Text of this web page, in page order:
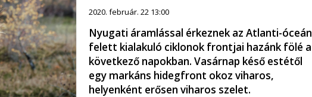
2020. február. 22 13:00
Nyugati áramlással érkeznek az Atlanti-óceán
felett kialakuló ciklonok frontjai hazánk fölé a
következő napokban. Vasárnap késő estétől
egy markáns hidegfront okoz viharos,
helyenként erősen viharos szelet.